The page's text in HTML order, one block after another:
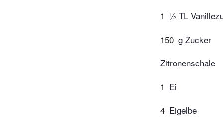
1 ½ TL
150 g Zucker
Zitronenschale
1 Ei
4 Eigelbe